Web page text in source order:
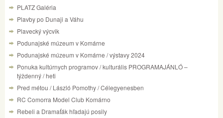
PLATZ Galéria
Plavby po Dunaji a Váhu
Plavecký výcvik
Podunajské múzeum v Komárne
Podunajské múzeum v Komárne / výstavy 2024
Ponuka kultúrnych programov / kulturális PROGRAMAJÁNLÓ –
týždenný / heti
Pred métou / László Pomothy / Célegyenesben
RC Comorra Model Club Komárno
Rebeli a Dramaťák hľadajú posily